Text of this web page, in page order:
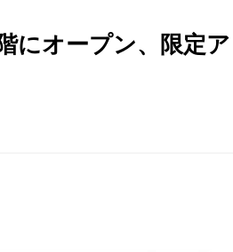
にオープン、限定ア